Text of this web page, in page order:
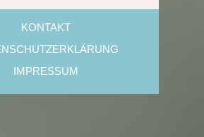
KONTAKT
IMPRESSUM